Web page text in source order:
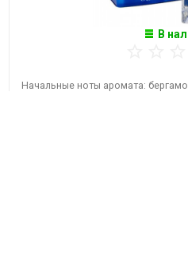
В
Начальные ноты аромата:
мята. Ноты сердца представлены...